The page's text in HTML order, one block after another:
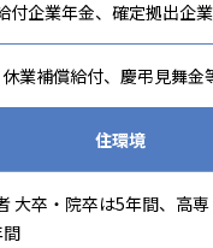
付企業年金、確定拠出企業
業補償給付、慶弔見舞金
住環境
大卒・院卒は5年間、高